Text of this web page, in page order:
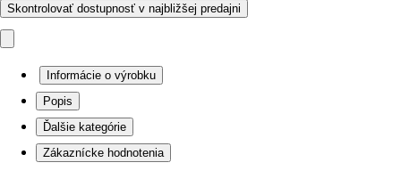
Skontrolovať dostupnosť v najbližšej predajni
Informácie o výrobku
Popis
Ďalšie kategórie
Zákaznícke hodnotenia